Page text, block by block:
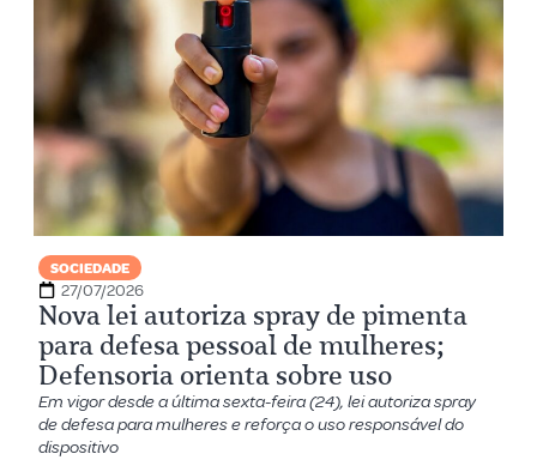
SOCIEDADE
27/07/2026
Nova lei autoriza spray de pimenta
para defesa pessoal de mulheres;
Defensoria orienta sobre uso
Em vigor desde a última sexta-feira (24), lei autoriza spray
de defesa para mulheres e reforça o uso responsável do
dispositivo